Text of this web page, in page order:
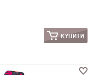
КУПИТИ